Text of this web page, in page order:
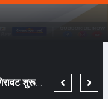
कॉटन यार्न में गिरावट शुरू हुई तो फि लामेंट यार्न हो गया टाइट